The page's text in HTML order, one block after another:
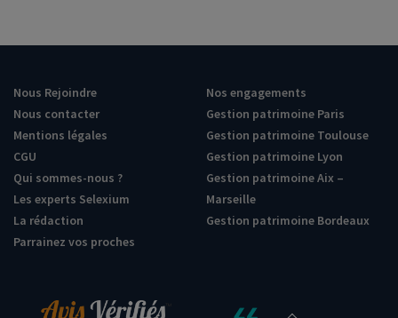
Nous Rejoindre
Nous contacter
Mentions légales
CGU
Qui sommes-nous ?
Les experts Selexium
La rédaction
Parrainez vos proches
Nos engagements
Gestion patrimoine Paris
Gestion patrimoine Toulouse
Gestion patrimoine Lyon
Gestion patrimoine Aix –
Marseille
Gestion patrimoine Bordeaux